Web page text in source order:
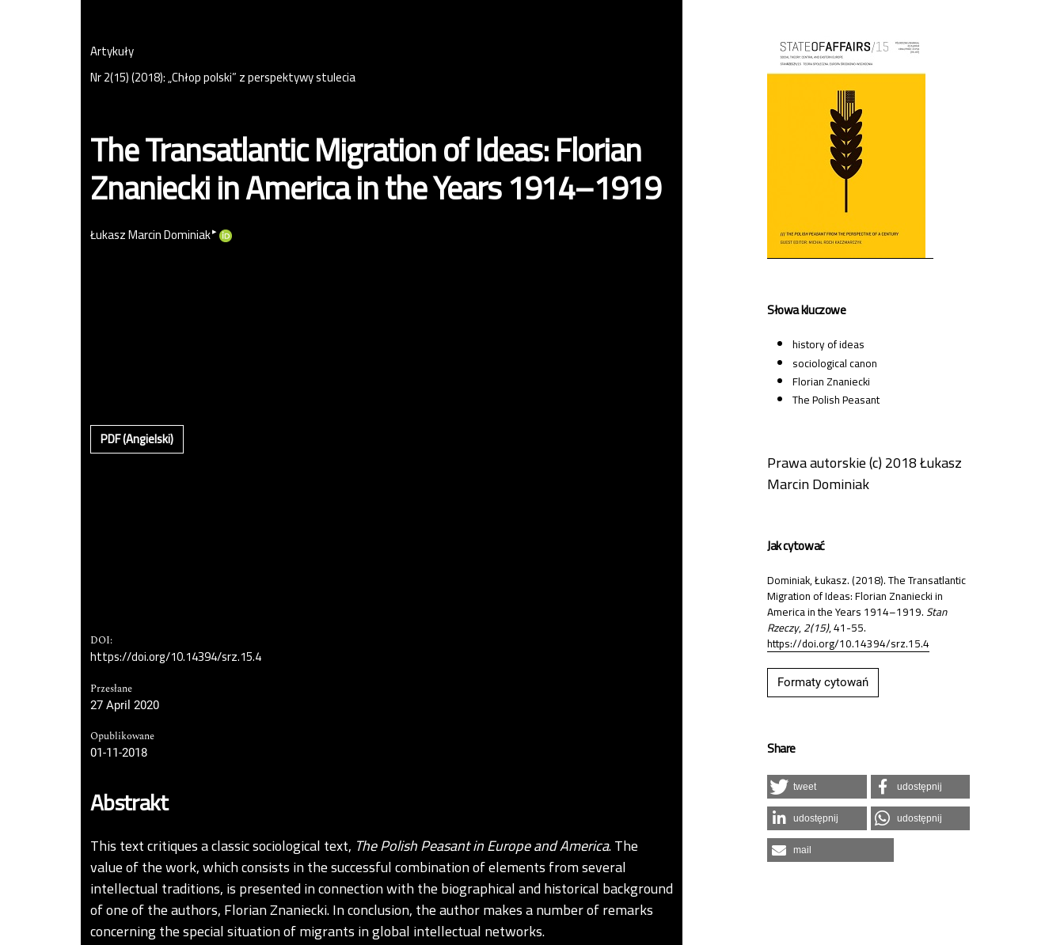
Artykuły
Nr 2(15) (2018): „Chłop polski” z perspektywy stulecia
The Transatlantic Migration of Ideas: Florian
Znaniecki in America in the Years 1914–1919
Łukasz Marcin Dominiak▸
PDF (Angielski)
DOI:
https://doi.org/10.14394/srz.15.4
Przesłane
27 April 2020
Opublikowane
01-11-2018
Abstrakt
This text critiques a classic sociological text, The Polish Peasant in Europe and America. The
value of the work, which consists in the successful combination of elements from several
intellectual traditions, is presented in connection with the biographical and historical background
of one of the authors, Florian Znaniecki. In conclusion, the author makes a number of remarks
concerning the special situation of migrants in global intellectual networks.
Cover image
Słowa kluczowe
history of ideas
sociological canon
Florian Znaniecki
The Polish Peasant
Prawa autorskie (c) 2018 Łukasz
Marcin Dominiak
Jak cytować
Dominiak, Łukasz. (2018). The Transatlantic
Migration of Ideas: Florian Znaniecki in
America in the Years 1914–1919.Stan
Rzeczy,2(15), 41-55.
https://doi.org/10.14394/srz.15.4
Formaty cytowań
Share
tweet udostępnij
udostępnij udostępnij
mail